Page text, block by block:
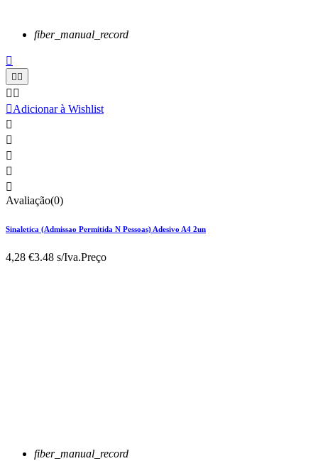
fiber_manual_record

 
 
Adicionar à Wishlist





Avaliação(0)
Sinaletica (Admissao Permitida N Pessoas) Adesivo A4 2un
4,28 €3.48 s/Iva.Preço
fiber_manual_record